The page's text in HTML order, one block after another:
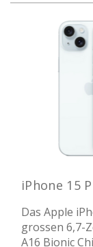
iPhone 15
Das Apple
grossen 6,7-
A16 Bionic